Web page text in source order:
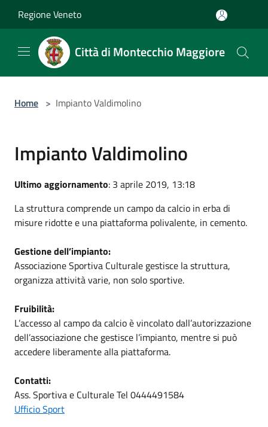
Regione Veneto
Città di Montecchio Maggiore
Home > Impianto Valdimolino
Impianto Valdimolino
Ultimo aggiornamento: 3 aprile 2019, 13:18
La struttura comprende un campo da calcio in erba di
misure ridotte e una piattaforma polivalente, in cemento.
Gestione dell’impianto:
Associazione Sportiva Culturale gestisce la struttura,
organizza attività varie, non solo sportive.
Fruibilità:
L’accesso al campo da calcio è vincolato dall’autorizzazione
dell’associazione che gestisce l’impianto, mentre si può
accedere liberamente alla piattaforma.
Contatti:
Ass. Sportiva e Culturale Tel 0444491584
Ufficio Sport